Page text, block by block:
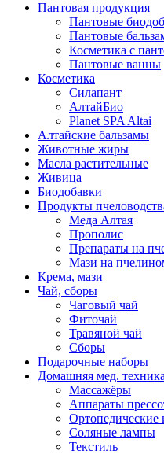
Пантовая продукция
Пантовые
Пантовые
Косметика с
Пантовые ванны
Косметика
Силапант
АлтайБио
Planet SPA Altai
Алтайские бальзамы
Животные жиры
Масла растительные
Живица
Биодобавки
Продукты
Меда Алтая
Прополис
Препараты на
Мази на
Крема, мази
Чай, сборы
Чаговый чай
Фиточай
Травяной чай
Сборы
Подарочные наборы
Домашняя мед. техника
Массажёры
Аппараты
Ортопедические
Соляные лампы
Текстиль